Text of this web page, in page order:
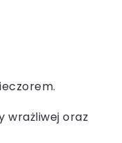
wrażliwej oraz